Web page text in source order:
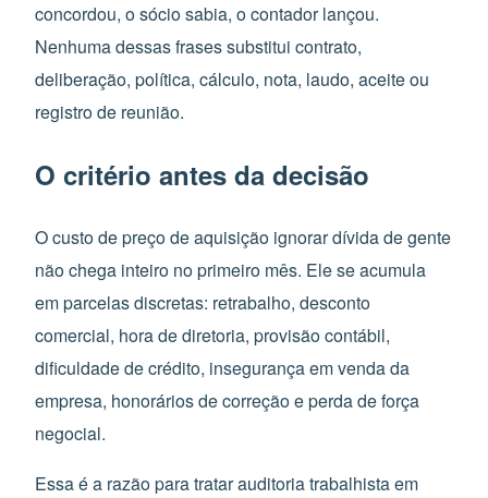
concordou, o sócio sabia, o contador lançou.
Nenhuma dessas frases substitui contrato,
deliberação, política, cálculo, nota, laudo, aceite ou
registro de reunião.
O critério antes da decisão
O custo de preço de aquisição ignorar dívida de gente
não chega inteiro no primeiro mês. Ele se acumula
em parcelas discretas: retrabalho, desconto
comercial, hora de diretoria, provisão contábil,
dificuldade de crédito, insegurança em venda da
empresa, honorários de correção e perda de força
negocial.
Essa é a razão para tratar auditoria trabalhista em